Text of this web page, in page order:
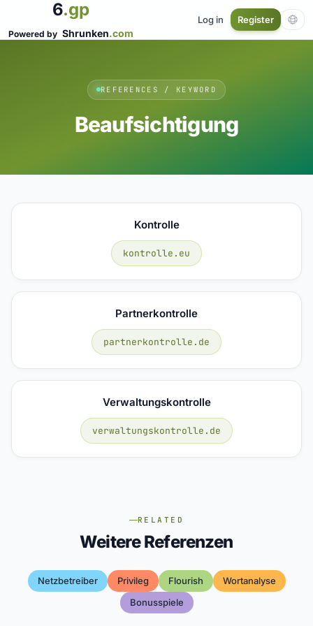
6.gp
Powered by Shrunken.com
Log in Register
REFERENCES / KEYWORD
Beaufsichtigung
Kontrolle
kontrolle.eu
Partnerkontrolle
partnerkontrolle.de
Verwaltungskontrolle
verwaltungskontrolle.de
RELATED
Weitere Referenzen
Netzbetreiber Privileg Flourish
Wortanalyse
Bonusspiele